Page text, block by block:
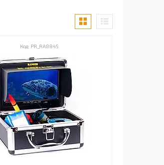
PR_RA8845